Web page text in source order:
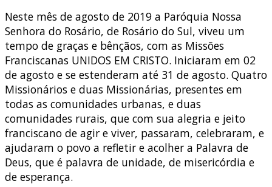
Neste mês de agosto de 2019 a Paróquia Nossa
Senhora do Rosário, de Rosário do Sul, viveu um
tempo de graças e bênçãos, com as Missões
Franciscanas UNIDOS EM CRISTO. Iniciaram em 02
de agosto e se estenderam até 31 de agosto. Quatro
Missionários e duas Missionárias, presentes em
todas as comunidades urbanas, e duas
comunidades rurais, que com sua alegria e jeito
franciscano de agir e viver, passaram, celebraram, e
ajudaram o povo a refletir e acolher a Palavra de
Deus, que é palavra de unidade, de misericórdia e
de esperança.